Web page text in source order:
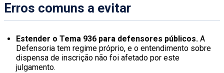
Erros comuns a evitar
Estender o Tema 936 para defensores públicos. A
Defensoria tem regime próprio, e o entendimento sobre
dispensa de inscrição não foi afetado por este
julgamento.